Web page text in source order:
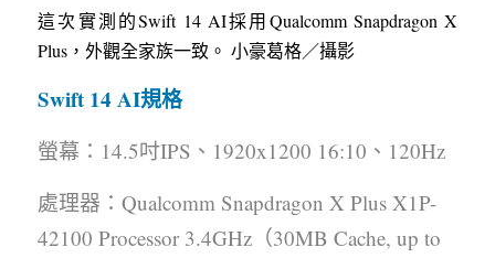
這次實測的Swift 14 AI採用Qualcomm Snapdragon X
Plus，外觀全家族一致。 小豪葛格／攝影
Swift 14 AI規格
螢幕：14.5吋IPS、1920x1200 16:10、120Hz
處理器：Qualcomm Snapdragon X Plus X1P-
42100 Processor 3.4GHz（30MB Cache, up to